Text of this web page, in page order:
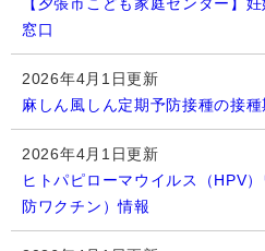
【夕張市こども家庭センター】
窓口
2026年4月1日更新
麻しん風しん定期予防接種の接
2026年4月1日更新
ヒトパピローマウイルス（HPV
防ワクチン）情報